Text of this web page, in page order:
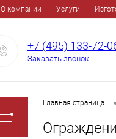
О компании Услуги
+7 (495) 133-72-
Заказать звонок
Главная страница